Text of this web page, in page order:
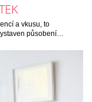
a vkusu, to
působení…